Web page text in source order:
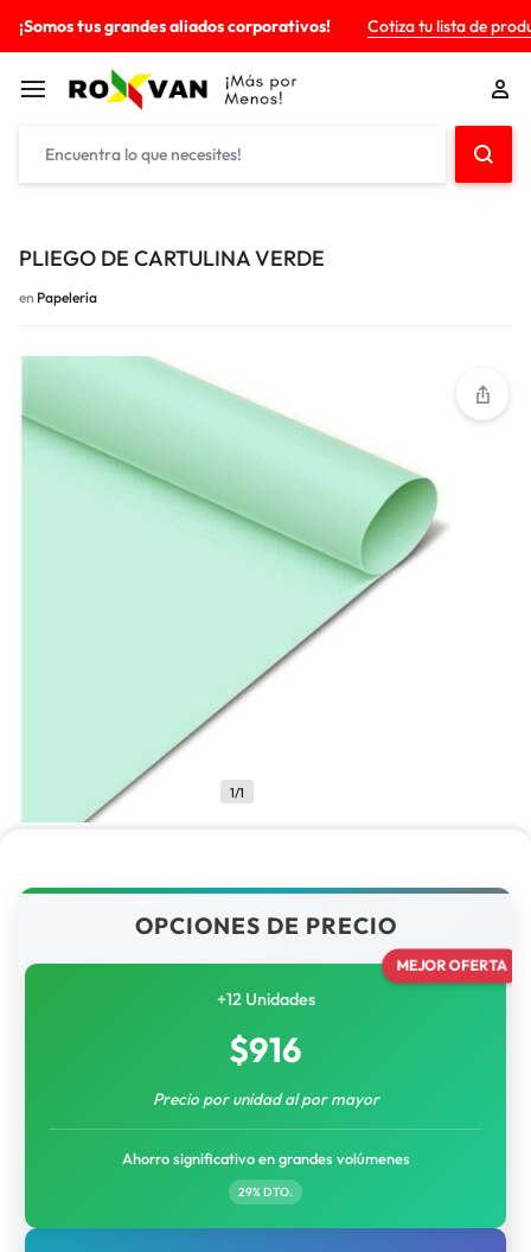
¡Somos tus grandes aliados corporativos! Cotiza tu lista de
PLIEGO DE CARTULINA VERDE
en Papelería
1/1
OPCIONES DE PRECIO
MEJOR OFERTA
+12 Unidades
$916
Precio por unidad al por mayor
Ahorro significativo en grandes volúmenes
29% DTO.